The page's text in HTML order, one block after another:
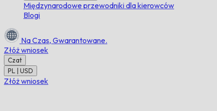
Międzynarodowe przewodniki dla kierowców
Blogi
Na Czas, Gwarantowane.
Złóż wniosek
Czat
PL | USD
Złóż wniosek